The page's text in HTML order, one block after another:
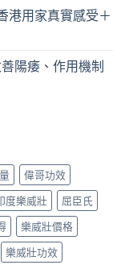
港用家真實感受＋
陽痿、作用機制
偉哥功效
度樂威壯
屈臣氏
樂威壯價格
樂威壯功效